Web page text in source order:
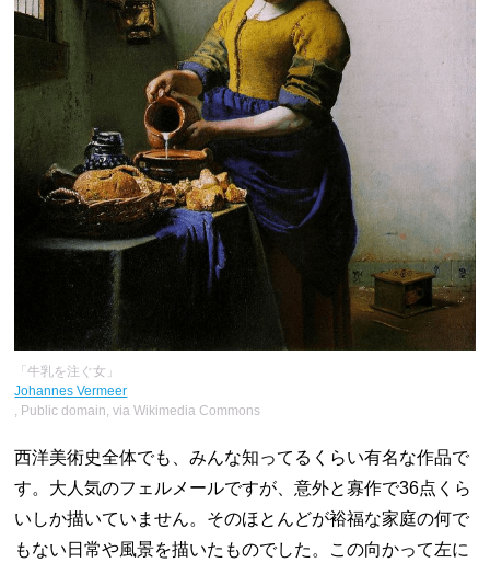
「牛乳を注ぐ女」
Johannes Vermeer
, Public domain, via Wikimedia Commons
西洋美術史全体でも、みんな知ってるくらい有名な作品で
す。大人気のフェルメールですが、意外と寡作で36点くら
いしか描いていません。そのほとんどが裕福な家庭の何で
もない日常や風景を描いたものでした。この向かって左に